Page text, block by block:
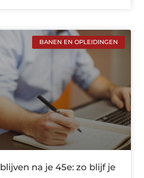
BANEN EN OPLEIDINGEN
na je 45e: zo blijf je